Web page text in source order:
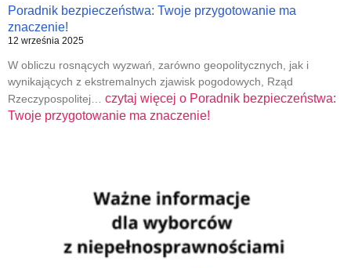
Poradnik bezpieczeństwa: Twoje przygotowanie ma
znaczenie!
12 września 2025
W obliczu rosnących wyzwań, zarówno geopolitycznych, jak i
wynikających z ekstremalnych zjawisk pogodowych, Rząd
Rzeczypospolitej… czytaj więcej o Poradnik bezpieczeństwa:
Twoje przygotowanie ma znaczenie!